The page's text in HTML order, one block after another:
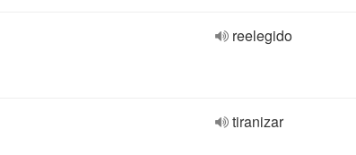
reelegido
tiranizar